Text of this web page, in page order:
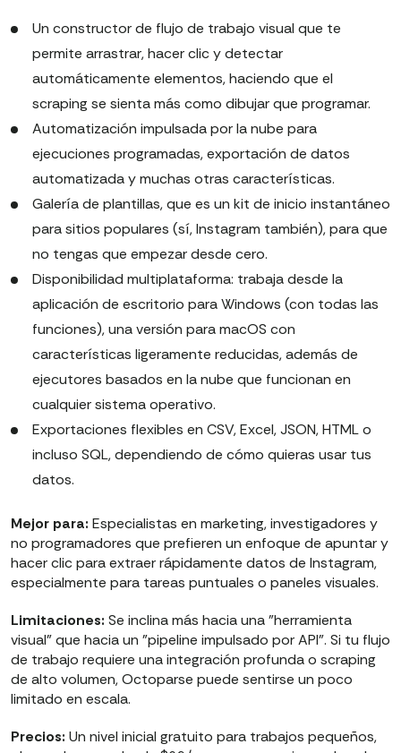
Un constructor de flujo de trabajo visual que te
permite arrastrar, hacer clic y detectar
automáticamente elementos, haciendo que el
scraping se sienta más como dibujar que programar.
Automatización impulsada por la nube para
ejecuciones programadas, exportación de datos
automatizada y muchas otras características.
Galería de plantillas, que es un kit de inicio instantáneo
para sitios populares (sí, Instagram también), para que
no tengas que empezar desde cero.
Disponibilidad multiplataforma: trabaja desde la
aplicación de escritorio para Windows (con todas las
funciones), una versión para macOS con
características ligeramente reducidas, además de
ejecutores basados en la nube que funcionan en
cualquier sistema operativo.
Exportaciones flexibles en CSV, Excel, JSON, HTML o
incluso SQL, dependiendo de cómo quieras usar tus
datos.
Mejor para: Especialistas en marketing, investigadores y
no programadores que prefieren un enfoque de apuntar y
hacer clic para extraer rápidamente datos de Instagram,
especialmente para tareas puntuales o paneles visuales.
Limitaciones: Se inclina más hacia una "herramienta
visual" que hacia un "pipeline impulsado por API". Si tu flujo
de trabajo requiere una integración profunda o scraping
de alto volumen, Octoparse puede sentirse un poco
limitado en escala.
Precios: Un nivel inicial gratuito para trabajos pequeños,